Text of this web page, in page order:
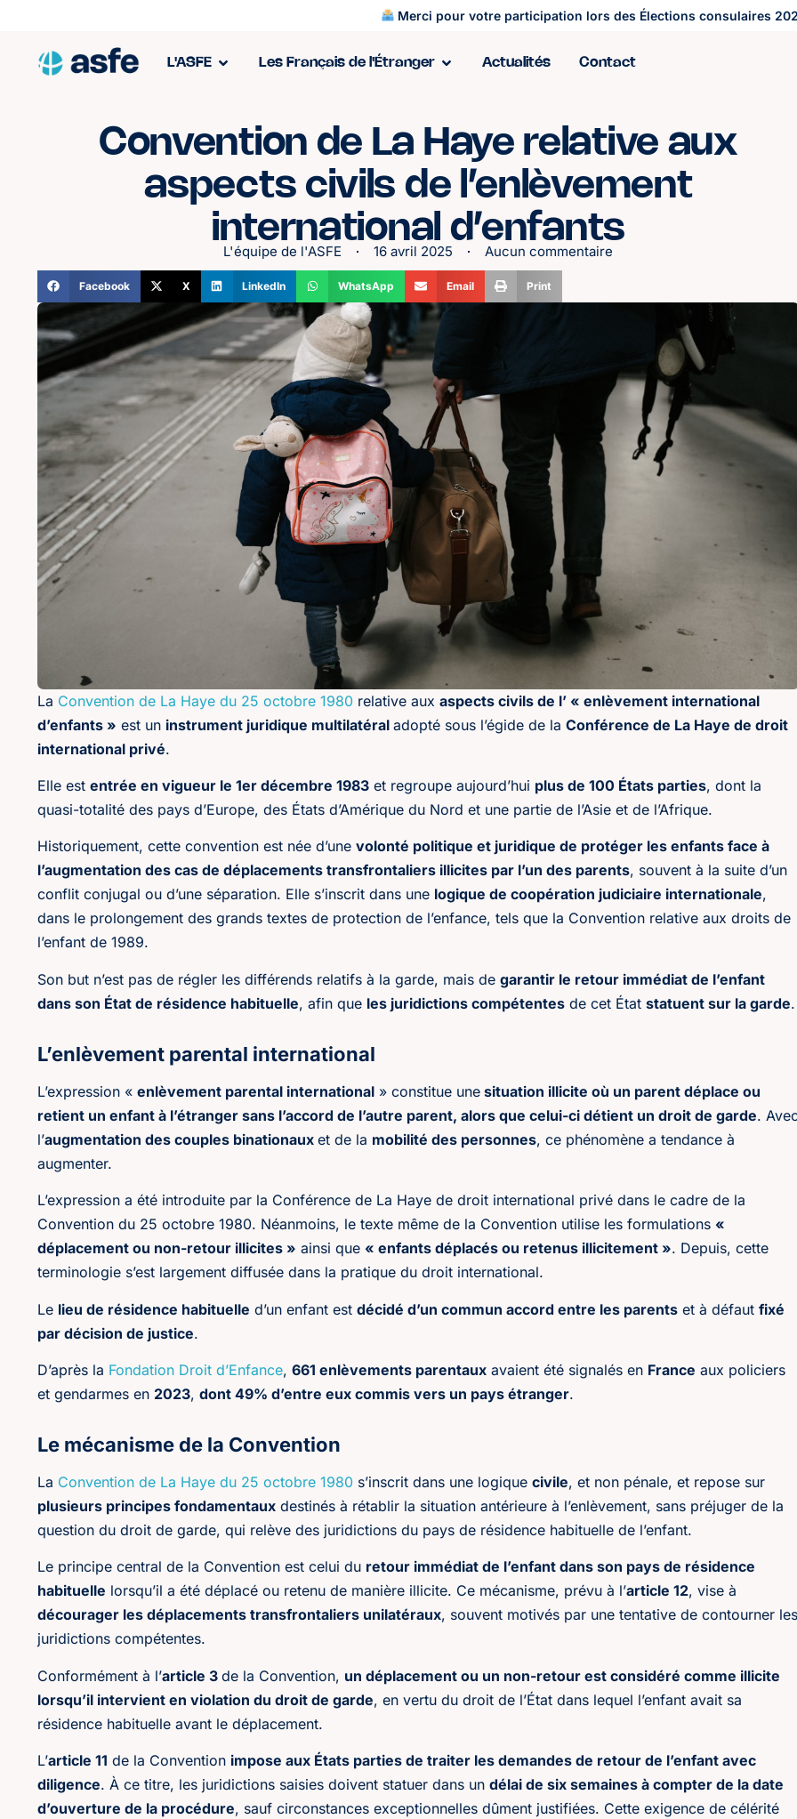
Merci pour votre participation lors des Élections consulaires
L'ASFE Les Français de l'Étranger Actualités Contact
Convention de La Haye relative aux
aspects civils de l’enlèvement
international d’enfants
L'équipe de l'ASFE 16 avril 2025 Aucun commentaire
Facebook X LinkedIn WhatsApp Email Print
La Convention de La Haye du 25 octobre 1980 relative aux aspects civils de l’ « enlèvement international
d’enfants » est un instrument juridique multilatéral adopté sous l’égide de la Conférence de La Haye de droit
international privé.
Elle est entrée en vigueur le 1er décembre 1983 et regroupe aujourd’hui plus de 100 États parties, dont la
quasi-totalité des pays d’Europe, des États d’Amérique du Nord et une partie de l’Asie et de l’Afrique.
Historiquement, cette convention est née d’une volonté politique et juridique de protéger les enfants face à
l’augmentation des cas de déplacements transfrontaliers illicites par l’un des parents, souvent à la suite d’un
conflit conjugal ou d’une séparation. Elle s’inscrit dans une logique de coopération judiciaire internationale,
dans le prolongement des grands textes de protection de l’enfance, tels que la Convention relative aux droits de
l’enfant de 1989.
Son but n’est pas de régler les différends relatifs à la garde, mais de garantir le retour immédiat de l’enfant
dans son État de résidence habituelle, afin que les juridictions compétentes de cet État statuent sur la garde.
L’enlèvement parental international
L’expression « enlèvement parental international » constitue une situation illicite où un parent déplace ou
retient un enfant à l’étranger sans l’accord de l’autre parent, alors que celui-ci détient un droit de garde.
l’augmentation des couples binationaux et de la mobilité des personnes, ce phénomène a tendance à
augmenter.
L’expression a été introduite par la Conférence de La Haye de droit international privé dans le cadre de la
Convention du 25 octobre 1980. Néanmoins, le texte même de la Convention utilise les formulations «
déplacement ou non-retour illicites » ainsi que « enfants déplacés ou retenus illicitement ». Depuis, cette
terminologie s’est largement diffusée dans la pratique du droit international.
Le lieu de résidence habituelle d’un enfant est décidé d’un commun accord entre les parents et à défaut fixé
par décision de justice.
D’après la Fondation Droit d’Enfance, 661 enlèvements parentaux avaient été signalés en France aux policiers
et gendarmes en 2023, dont 49% d’entre eux commis vers un pays étranger.
Le mécanisme de la Convention
La Convention de La Haye du 25 octobre 1980 s’inscrit dans une logique civile, et non pénale, et repose sur
plusieurs principes fondamentaux destinés à rétablir la situation antérieure à l’enlèvement, sans préjuger de la
question du droit de garde, qui relève des juridictions du pays de résidence habituelle de l’enfant.
Le principe central de la Convention est celui du retour immédiat de l’enfant dans son pays de résidence
habituelle lorsqu’il a été déplacé ou retenu de manière illicite. Ce mécanisme, prévu à l’article 12, vise à
décourager les déplacements transfrontaliers unilatéraux, souvent motivés par une tentative de contourner les
juridictions compétentes.
Conformément à l’article 3 de la Convention, un déplacement ou un non-retour est considéré comme illicite
lorsqu’il intervient en violation du droit de garde, en vertu du droit de l’État dans lequel l’enfant avait sa
résidence habituelle avant le déplacement.
L’article 11 de la Convention impose aux États parties de traiter les demandes de retour de l’enfant avec
diligence. À ce titre, les juridictions saisies doivent statuer dans un délai de six semaines à compter de la date
d’ouverture de la procédure, sauf circonstances exceptionnelles dûment justifiées. Cette exigence de célérité